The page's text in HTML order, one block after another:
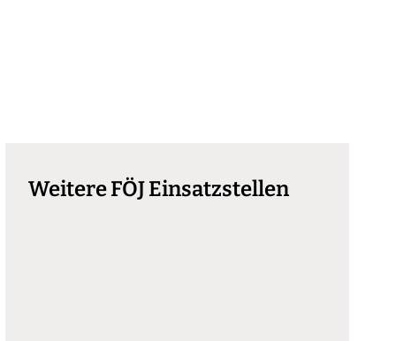
Weitere FÖJ Einsatzstellen